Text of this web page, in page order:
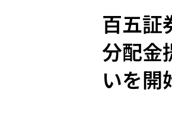
百五証
分配金
いを開